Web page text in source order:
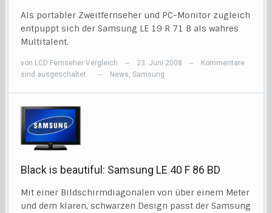
Als portabler Zweitfernseher und PC-Monitor zugleich
entpuppt sich der Samsung LE 19 R 71 B als wahres
Multitalent.
von LCD Fernseher Vergleich — 23. Juni 2008 —
Kommentare
sind ausgeschaltet
— News,Samsung
Black is beautiful: Samsung LE 40 F 86 BD
Mit einer Bildschirmdiagonalen von über einem Meter
und dem klaren, schwarzen Design passt der Samsung